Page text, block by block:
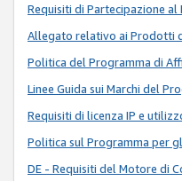
Requisiti di Partecipazione
Allegato relativo ai Prodotti
Politica del Programma di
Linee Guida sui Marchi del
Requisiti di licenza IP e
Politica sul Programma per
DE - Requisiti del Motore di